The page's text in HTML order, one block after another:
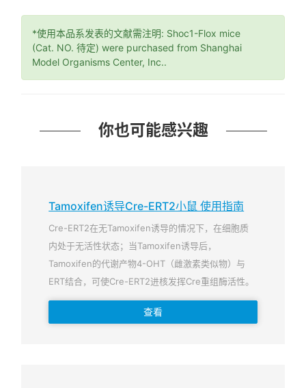
*使用本品系发表的文献需注明: Shoc1-Flox mice
(Cat. NO. 待定) were purchased from Shanghai
Model Organisms Center, Inc..
你也可能感兴趣
Tamoxifen诱导Cre-ERT2小鼠 使用指南
Cre-ERT2在无Tamoxifen诱导的情况下，在细胞质
内处于无活性状态；当Tamoxifen诱导后，
Tamoxifen的代谢产物4-OHT（雌激素类似物）与
ERT结合，可使Cre-ERT2进核发挥Cre重组酶活性。
查看